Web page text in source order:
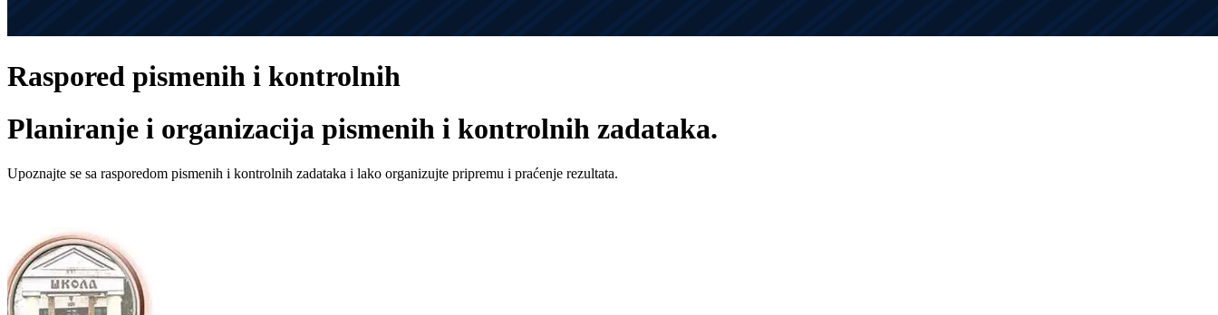
Raspored pismenih i kontrolnih
Planiranje i organizacija pismenih i kontrolnih zadataka.
Upoznajte se sa rasporedom pismenih i kontrolnih zadataka i lako organizujte pripremu i praćenje rezultata.